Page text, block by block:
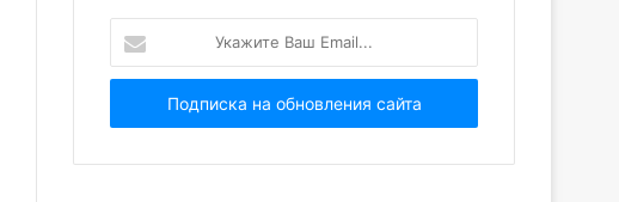
Ваш
Email...